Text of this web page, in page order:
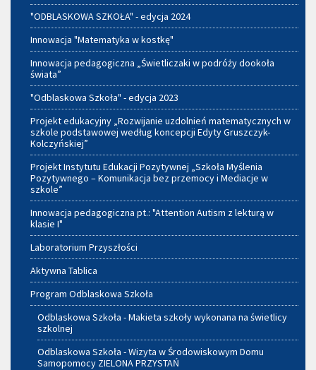
"ODBLASKOWA SZKOŁA" - edycja 2024
Innowacja "Matematyka w kostkę"
Innowacja pedagogiczna „Świetliczaki w podróży dookoła
świata”
"Odblaskowa Szkoła" - edycja 2023
Projekt edukacyjny „Rozwijanie uzdolnień matematycznych w
szkole podstawowej według koncepcji Edyty Gruszczyk-
Kolczyńskiej”
Projekt Instytutu Edukacji Pozytywnej „Szkoła Myślenia
Pozytywnego – Komunikacja bez przemocy i Mediacje w
szkole”
Innowacja pedagogiczna pt.: "Attention Autism z lekturą w
klasie I"
Laboratorium Przyszłości
Aktywna Tablica
Program Odblaskowa Szkoła
Odblaskowa Szkoła - Makieta szkoły wykonana na świetlicy
szkolnej
Odblaskowa Szkoła - Wizyta w Środowiskowym Domu
Samopomocy ZIELONA PRZYSTAŃ